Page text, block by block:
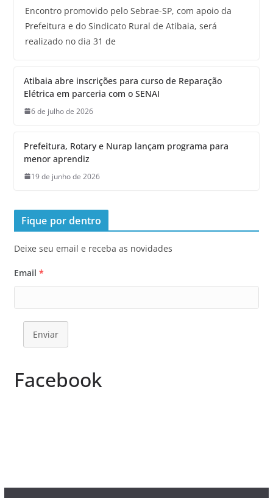
Encontro promovido pelo Sebrae-SP, com apoio da
Prefeitura e do Sindicato Rural de Atibaia, será
realizado no dia 31 de
Atibaia abre inscrições para curso de Reparação
Elétrica em parceria com o SENAI
6 de julho de 2026
Prefeitura, Rotary e Nurap lançam programa para
menor aprendiz
19 de junho de 2026
Fique por dentro
Deixe seu email e receba as novidades
Email *
Enviar
Facebook